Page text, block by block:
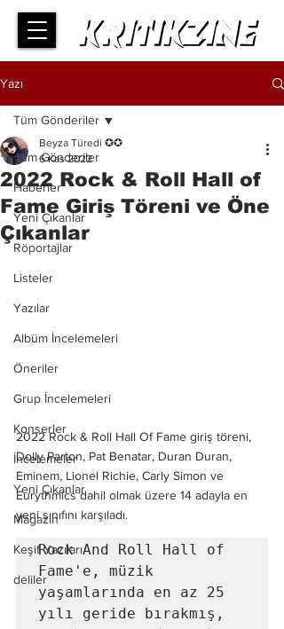
Yazı
Tüm Gönderiler
Haberler
Yeni Çıkanlar
Röportajlar
Listeler
Yazılar
Albüm İncelemeleri
Öneriler
Grup İncelemeleri
Konserler
İncelemeler
Yeni Çıkanlar
Magazin
Keşif Yazıları
deliler
Tüm Gönderiler
2022 Rock & Roll Hall of
Fame Giriş Töreni ve Öne
Çıkanlar
Beyza Türedi ✪✪
6 Kas 2022
2022 Rock & Roll Hall Of Fame giriş töreni,
Dolly Parton, Pat Benatar, Duran Duran,
Eminem, Lionel Richie, Carly Simon ve
Eurythmics dahil olmak üzere 14 adayla en
yeni sınıfını karşıladı.
Rock And Roll Hall of
Fame'e, müzik
yaşamlarında en az 25
yılı geride bırakmış,